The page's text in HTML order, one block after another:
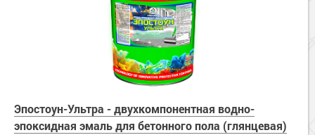
Эпостоун-Ультра - двухкомпонентная водно-
эпоксидная эмаль для бетонного пола (глянцевая)